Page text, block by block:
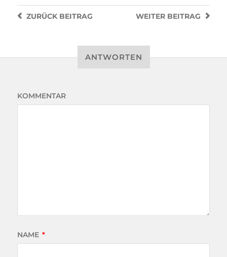
WEITER BEITRAG
ZURÜCKBEITRAG
ANTWORTEN
KOMMENTAR
NAME *